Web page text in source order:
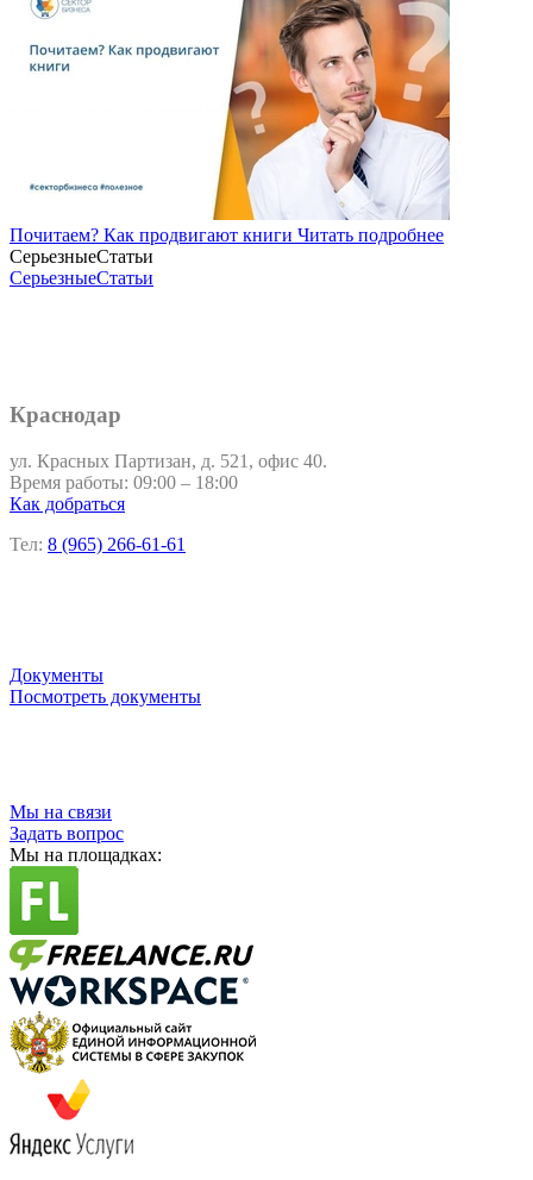
Почитаем? Как продвигают книги Читать подробнее
СерьезныеСтатьи
СерьезныеСтатьи
Краснодар
ул. Красных Партизан, д. 521, офис 40.
Время работы: 09:00 – 18:00
Как добраться
Тел: 8 (965) 266-61-61
Документы
Посмотреть документы
Мы на связи
Задать вопрос
Мы на площадках: